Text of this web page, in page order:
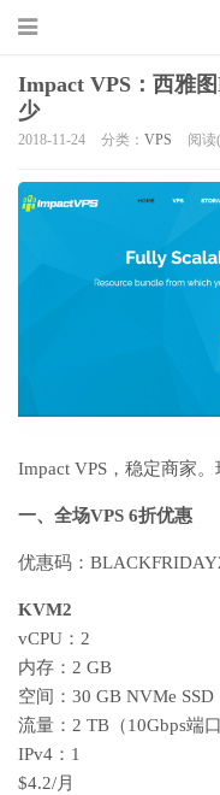
Impact VPS：西雅
少
2018-11-24 分类： VPS 阅读
Impact VPS，稳定商家
一、全场VPS 6折优惠
优惠码：
KVM2
vCPU：2
内存：2 GB
空间：30 GB NVMe SSD
流量：2 TB（10Gbps端口
IPv4：1
$4.2/月